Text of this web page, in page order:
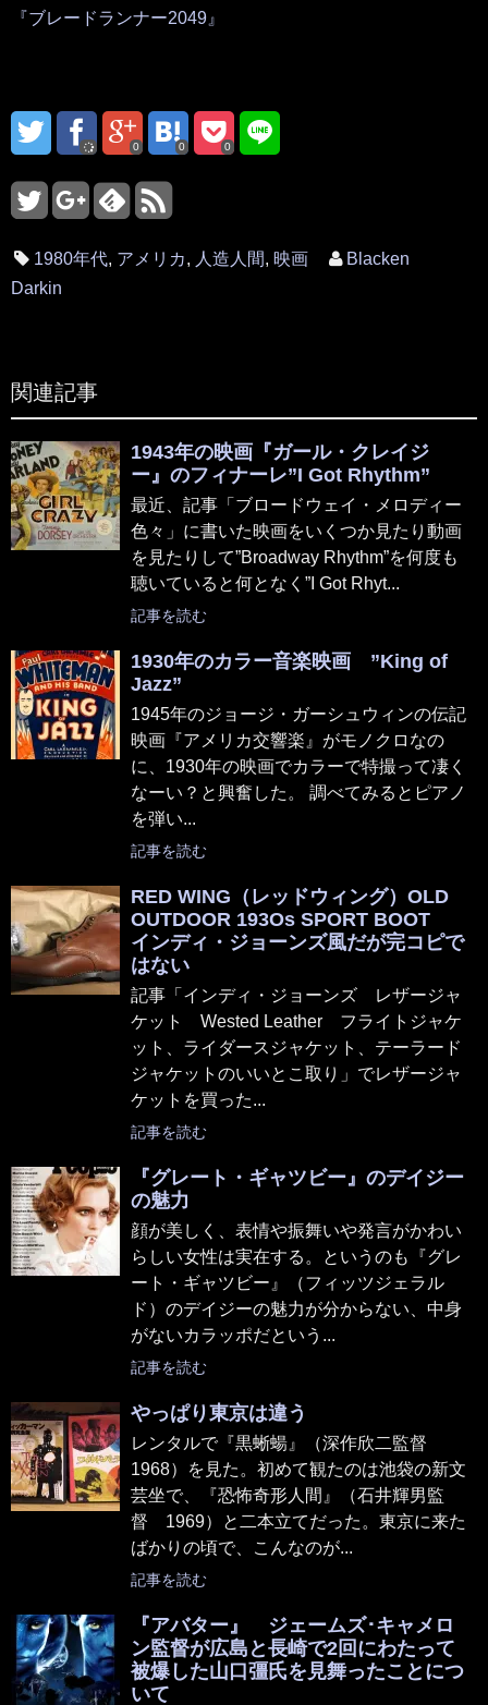
『ブレードランナー2049』
0 0 0
1980年代, アメリカ, 人造人間, 映画
Blacken
Darkin
関連記事
1943年の映画『ガール・クレイジ
ー』のフィナーレ”I Got Rhythm”
最近、記事「ブロードウェイ・メロディー
色々」に書いた映画をいくつか見たり動画
を見たりして”Broadway Rhythm”を何度も
聴いていると何となく”I Got Rhyt...
記事を読む
1930年のカラー音楽映画 ”King of
Jazz”
1945年のジョージ・ガーシュウィンの伝記
映画『アメリカ交響楽』がモノクロなの
に、1930年の映画でカラーで特撮って凄く
なーい？と興奮した。 調べてみるとピアノ
を弾い...
記事を読む
RED WING（レッドウィング）OLD
OUTDOOR 193Os SPORT BOOT
インディ・ジョーンズ風だが完コピで
はない
記事「インディ・ジョーンズ レザージャ
ケット Wested Leather フライトジャケ
ット、ライダースジャケット、テーラード
ジャケットのいいとこ取り」でレザージャ
ケットを買った...
記事を読む
『グレート・ギャツビー』のデイジー
の魅力
顔が美しく、表情や振舞いや発言がかわい
らしい女性は実在する。というのも『グレ
ート・ギャツビー』（フィッツジェラル
ド）のデイジーの魅力が分からない、中身
がないカラッポだという...
記事を読む
やっぱり東京は違う
レンタルで『黒蜥蝪』（深作欣二監督
1968）を見た。初めて観たのは池袋の新文
芸坐で、『恐怖奇形人間』（石井輝男監
督 1969）と二本立てだった。東京に来た
ばかりの頃で、こんなのが...
記事を読む
『アバター』 ジェームズ･キャメロ
ン監督が広島と長崎で2回にわたって
被爆した山口彊氏を見舞ったことにつ
いて